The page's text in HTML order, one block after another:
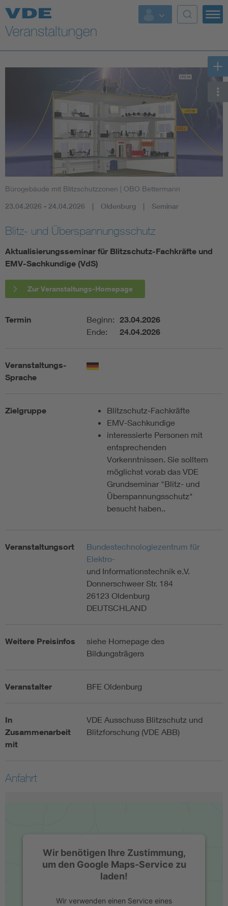
Top Themen
Fokusthemen
AI & Digital Trust
Health
Mobility
Functional safety
Bürogebäude mit Blitzschutzzonen | OBO Bettermann
23.04.2026 - 24.04.2026 Oldenburg Seminar
Blitz- und Überspannungsschutz
Aktualisierungsseminar für Blitzschutz-Fachkräfte und
EMV-Sachkundige (VdS)
Zur Veranstaltungs-Homepage
Termin Beginn: 23.04.2026
Ende: 24.04.2026
Veranstaltungs-
Sprache
Zielgruppe
Blitzschutz-Fachkräfte
EMV-Sachkundige
interessierte Personen mit
entsprechenden
Vorkenntnissen. Sie solltem
möglichst vorab das VDE
Grundseminar "Blitz- und
Überspannungsschutz"
besucht haben..
Veranstaltungsort
Bundestechnologiezentrum für
Elektro-
und Informationstechnik e.V.
Donnerschweer Str. 184
26123 Oldenburg
DEUTSCHLAND
Weitere Preisinfos
siehe Homepage des
Bildungsträgers
Veranstalter BFE Oldenburg
In
Zusammenarbeit
mit
VDE Ausschuss Blitzschutz und
Blitzforschung (VDE ABB)
Anfahrt
Wir benötigen Ihre Zustimmung,
um den Google Maps-Service zu
laden!
Wir verwenden einen Service eines